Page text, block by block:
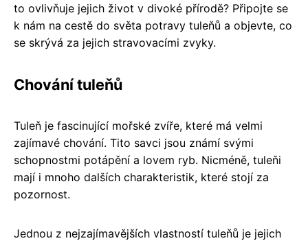
to ovlivňuje jejich život v divoké přírodě? Připojte se
k nám na cestě do světa potravy tuleňů a objevte, co
se skrývá za jejich stravovacími zvyky.
Chování tuleňů
Tuleň je fascinující mořské zvíře, které má velmi
zajímavé chování. Tito savci jsou známí svými
schopnostmi potápění a lovem ryb. Nicméně, tuleňi
mají i mnoho dalších charakteristik, které stojí za
pozornost.
Jednou z nejzajímavějších vlastností tuleňů je jejich